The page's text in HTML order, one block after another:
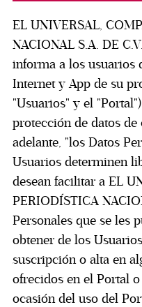
EL UNIVERSAL,
NACIONAL S.A. DE
informa a los usuarios
Internet y App de su
"Usuarios" y el
protección de datos de
adelante, "los Datos
Usuarios determinen
desean facilitar a EL
PERIODÍSTICA
Personales que se les
obtener de los
suscripción o alta en
ofrecidos en el Portal
ocasión del uso del